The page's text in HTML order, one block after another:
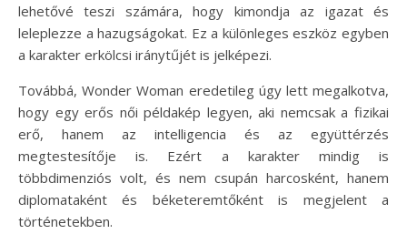
lehetővé teszi számára, hogy kimondja az igazat és
leleplezze a hazugságokat. Ez a különleges eszköz egyben
a karakter erkölcsi iránytűjét is jelképezi.
Továbbá, Wonder Woman eredetileg úgy lett megalkotva,
hogy egy erős női példakép legyen, aki nemcsak a fizikai
erő, hanem az intelligencia és az együttérzés
megtestesítője is. Ezért a karakter mindig is
többdimenziós volt, és nem csupán harcosként, hanem
diplomataként és béketeremtőként is megjelent a
történetekben.